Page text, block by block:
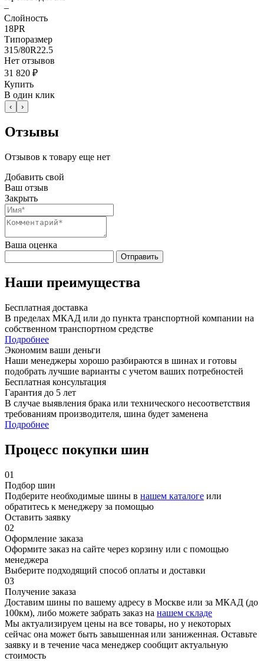
–
Слойность
18PR
Типоразмер
315/80R22.5
Нет отзывов
31 820 ₽
Купить
В один клик
‹ ›
Отзывы
Отзывов к товару еще нет
Добавить свой
Ваш отзыв
Закрыть
Ваша оценка
Отправить
Наши преимущества
Бесплатная доставка
В пределах МКАД или до пункта транспортной компании на
собственном транспортном средстве
Подробнее
Экономим ваши деньги
Наши менеджеры хорошо разбираются в шинах и готовы
подобрать лучшие варианты с учетом ваших потребностей
Бесплатная консультация
Гарантия до 5 лет
В случае выявления брака или технического несоответствия
требованиям производителя, шина будет заменена
Подробнее
Процесс покупки шин
01
Подбор шин
Подберите необходимые шины в нашем каталоге или
обратитесь к менеджеру за помощью
Оставить заявку
02
Оформление заказа
Оформите заказ на сайте через корзину или с помощью
менеджера
Выберите подходящий способ оплаты и доставки
03
Получение заказа
Доставим шины по вашему адресу в Москве или за МКАД (до
100км), либо можете забрать заказ на нашем складе
Мы актуализируем цены на все товары, но у некоторых
сейчас она может быть завышенная или заниженная. Оставьте
заявку и в течение часа менеджер сообщит актуальную
стоимость